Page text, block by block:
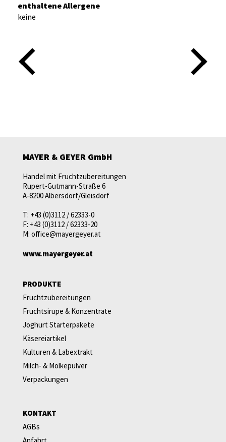
enthaltene Allergene
keine
MAYER & GEYER GmbH
Handel mit Fruchtzubereitungen
Rupert-Gutmann-Straße 6
A-8200 Albersdorf/Gleisdorf
T: +43 (0)3112 / 62333-0
F: +43 (0)3112 / 62333-20
M: office@mayergeyer.at
www.mayergeyer.at
PRODUKTE
Fruchtzubereitungen
Fruchtsirupe & Konzentrate
Joghurt Starterpakete
Käsereiartikel
Kulturen & Labextrakt
Milch- & Molkepulver
Verpackungen
KONTAKT
AGBs
Anfahrt